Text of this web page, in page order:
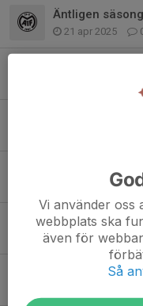
Äntligen
21 apr 2025
Sista mtb
13 jun 2023 0
Inställd träning
24 apr 2023
Äntligen
Vi använder oss
webbplats ska
även för
Så